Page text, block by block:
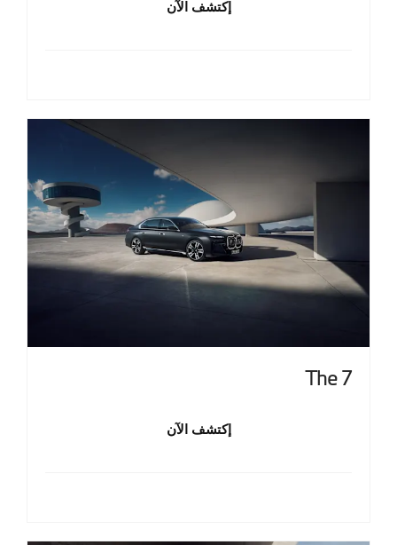
إكتشف الآن
The 7
إكتشف الآن